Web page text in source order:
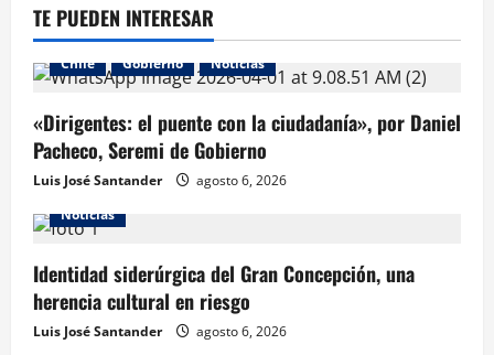
TE PUEDEN INTERESAR
Chile Gobierno Noticias
«Dirigentes: el puente con la ciudadanía», por Daniel
Pacheco, Seremi de Gobierno
Luis José Santander
agosto 6, 2026
Noticias
Identidad siderúrgica del Gran Concepción, una
herencia cultural en riesgo
Luis José Santander
agosto 6, 2026